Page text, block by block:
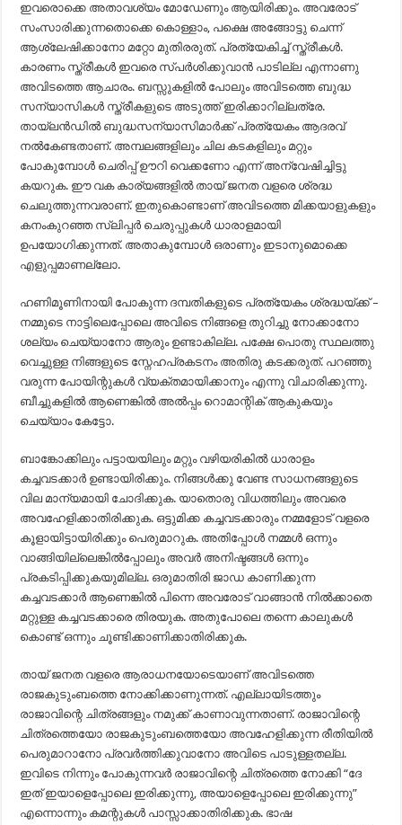
ഇവരൊക്കെ അതാവശ്യം മോഡേണും ആയിരിക്കും. അവരോട്
സംസാരിക്കുന്നതൊക്കെ കൊള്ളാം, പക്ഷെ അങ്ങോട്ടു ചെന്ന്
ആശ്ലേഷിക്കാനോ മറ്റോ മുതിരരുത്. പ്രത്യേകിച്ച് സ്ത്രീകൾ.
കാരണം സ്ത്രീകൾ ഇവരെ സ്പർശിക്കുവാൻ പാടില്ല എന്നാണു
അവിടത്തെ ആചാരം. ബസ്സുകളിൽ പോലും അവിടത്തെ ബുദ്ധ
സന്യാസികൾ സ്ത്രീകളുടെ അടുത്ത് ഇരിക്കാറില്ലത്രേ.
തായ്‌ലൻഡിൽ ബുദ്ധസന്യാസിമാർക്ക് പ്രത്യേകം ആദരവ്
നൽകേണ്ടതാണ്. അമ്പലങ്ങളിലും ചില കടകളിലും മറ്റും
പോകുമ്പോൾ ചെരിപ്പ് ഊറി വെക്കണോ എന്ന് അന്വേഷിച്ചിട്ടു
കയറുക. ഈ വക കാര്യങ്ങളിൽ തായ് ജനത വളരെ ശ്രദ്ധ
ചെലുത്തുന്നവരാണ്. ഇതുകൊണ്ടാണ് അവിടത്തെ മിക്കയാളുകളും
കനംകുറഞ്ഞ സ്ലിപ്പർ ചെരുപ്പുകൾ ധാരാളമായി
ഉപയോഗിക്കുന്നത്. അതാകുമ്പോൾ ഒരാണും ഇടാനുമൊക്കെ
എളുപ്പമാണല്ലോ.
ഹണിമൂണിനായി പോകുന്ന ദമ്പതികളുടെ പ്രത്യേകം ശ്രദ്ധയ്ക്ക് –
നമ്മുടെ നാട്ടിലെപ്പോലെ അവിടെ നിങ്ങളെ തുറിച്ചു നോക്കാനോ
ശല്യം ചെയ്യാനോ ആരും ഉണ്ടാകില്ല. പക്ഷേ പൊതു സ്ഥലത്തു
വെച്ചുള്ള നിങ്ങളുടെ സ്നേഹപ്രകടനം അതിരു കടക്കരുത്. പറഞ്ഞു
വരുന്ന പോയിന്റുകൾ വ്യക്തമായിക്കാനും എന്നു വിചാരിക്കുന്നു.
ബീച്ചുകളിൽ ആണെങ്കിൽ അൽപ്പം റൊമാന്റിക് ആകുകയും
ചെയ്യാം കേട്ടോ.
ബാങ്കോക്കിലും പട്ടായയിലും മറ്റും വഴിയരികിൽ ധാരാളം
കച്ചവടക്കാർ ഉണ്ടായിരിക്കും. നിങ്ങൾക്കു വേണ്ട സാധനങ്ങളുടെ
വില മാന്യമായി ചോദിക്കുക. യാതൊരു വിധത്തിലും അവരെ
അവഹേളിക്കാതിരിക്കുക. ഒട്ടുമിക്ക കച്ചവടക്കാരും നമ്മളോട് വളരെ
കൂളായിട്ടായിരിക്കും പെരുമാറുക. അതിപ്പോൾ നമ്മൾ ഒന്നും
വാങ്ങിയില്ലെങ്കിൽപ്പോലും അവർ അനിഷ്ടങ്ങൾ ഒന്നും
പ്രകടിപ്പിക്കുകയുമില്ല. ഒരുമാതിരി ജാഡ കാണിക്കുന്ന
കച്ചവടക്കാർ ആണെങ്കിൽ പിന്നെ അവരോട് വാങ്ങാൻ നിൽക്കാതെ
മറ്റുള്ള കച്ചവടക്കാരെ തിരയുക. അതുപോലെ തന്നെ കാലുകൾ
കൊണ്ട് ഒന്നും ചൂണ്ടിക്കാണിക്കാതിരിക്കുക.
തായ് ജനത വളരെ ആരാധനയോടെയാണ് അവിടത്തെ
രാജകുടുംബത്തെ നോക്കിക്കാണുന്നത്. എല്ലായിടത്തും
രാജാവിന്റെ ചിത്രങ്ങളും നമുക്ക് കാണാവുന്നതാണ്. രാജാവിന്റെ
ചിത്രത്തെയോ രാജകുടുംബത്തെയോ അവഹേളിക്കുന്ന രീതിയിൽ
പെരുമാറാനോ പ്രവർത്തിക്കുവാനോ അവിടെ പാടുള്ളതല്ല.
ഇവിടെ നിന്നും പോകുന്നവർ രാജാവിന്റെ ചിത്രത്തെ നോക്കി “ദേ
ഇത് ഇയാളെപ്പോലെ ഇരിക്കുന്നു, അയാളെപ്പോലെ ഇരിക്കുന്നു”
എന്നൊന്നും കമന്റുകൾ പാസ്സാക്കാതിരിക്കുക. ഭാഷ